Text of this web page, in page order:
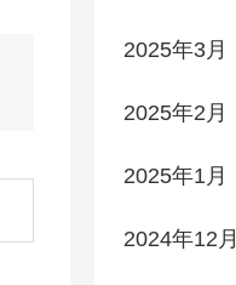
2025年3月
2025年2月
2025年1月
2024年12月